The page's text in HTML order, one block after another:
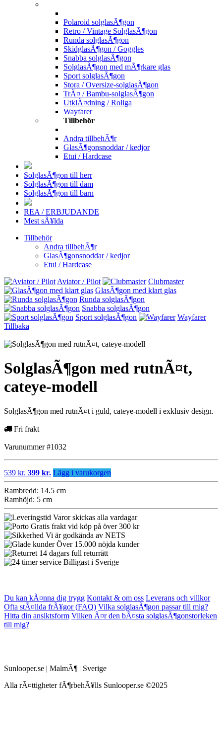
Polaroid solglasÃ¶gon
Retro / Vintage SolglasÃ¶gon
Runda solglasÃ¶gon
SkidglasÃ¶gon / Goggles
Snabba solglasÃ¶gon
SolglasÃ¶gon med mÃ¶rkare glas
Sport solglasÃ¶gon
Stora / Oversize-solglasÃ¶gon
TrÃ¤ / Bambu-solglasÃ¶gon
UtklÃ¤dning / Roliga
Wayfarer
Tillbehör
Andra tillbehÃ¶r
GlasÃ¶gonsnoddar / kedjor
Etui / Hardcase
SolglasÃ¶gon till herr
SolglasÃ¶gon till dam
SolglasÃ¶gon till barn
REA / ERBJUDANDE
Mest sÃ¥lda
Tillbehör
Andra tillbehÃ¶r
GlasÃ¶gonsnoddar / kedjor
Etui / Hardcase
Aviator / Pilot
Clubmaster
GlasÃ¶gon med klart glas
Runda solglasÃ¶gon
Snabba solglasÃ¶gon
Sport solglasÃ¶gon
Wayfarer
Tillbaka
SolglasÃ¶gon med rutnÃ¤t,
cateye-modell
SolglasÃ¶gon med rutnÃ¤t i guld, cateye-modell i exklusiv design.
Fri frakt
Varunummer #1032
539 kr. 399 kr. Lägg i varukorgen
Rambredd: 14.5 cm
Ramhöjd: 5 cm
Varor skickas alla vardagar
Gratis frakt vid köp på över 300 kr
Vi är godkända av NETS
Över 15.000 nöjda kunder
14 dagars full returrätt
Billigast i Sverige
Du kan kÃ¤nna dig trygg Kontakt & om oss Leverans och villkor
Ofta stÃ¤llda frÃ¥gor (FAQ) Vilka solglasÃ¶gon passar till mig?
Hitta din ansiktsform Vilken Ã¤r den bÃ¤sta solglasÃ¶gonstorleken
till mig?
Sunlooper.se | MalmÃ¶ | Sverige
Alla rÃ¤ttigheter fÃ¶rbehÃ¥lls Sunlooper.se ©2025